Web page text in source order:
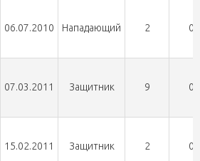
06.07.2010 Нападающий 2 0
07.03.2011 Защитник 9 0
15.02.2011 Защитник 2 0